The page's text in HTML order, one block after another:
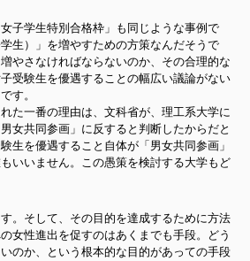
子学生特別合格枠」も同じような事例で
生）」を増やすための方策なんだそうで
やさなければならないのか、その合理的な
受験生を優遇することの幅広い議論がない
す。
た一番の理由は、文科省が、理工系大学に
女共同参画」に反すると判断したからだと
生を優遇すること自体が「男女共同参画」
いいません。この愚策を検討する大学もど
。そして、その目的を達成するために方法
女性進出を促すのはあくまでも手段。どう
のか、という根本的な目的があっての手段